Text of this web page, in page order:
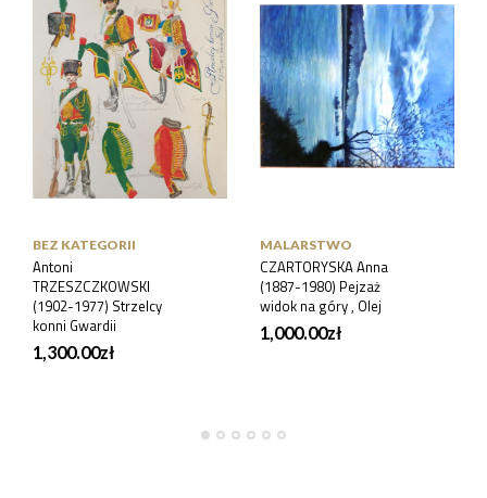
BEZ KATEGORII
Antoni
TRZESZCZKOWSKI
(1902-1977) Strzelcy
konni Gwardii
1,300.00zł
MALARSTWO
CZARTORYSKA Anna
(1887-1980) Pejzaż
widok na góry , Olej
1,000.00zł